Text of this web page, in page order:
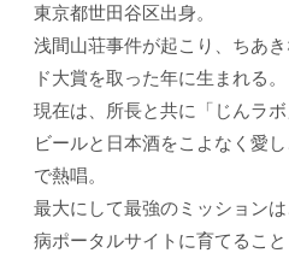
東京都世田谷区出身。
浅間山荘事件が起こり、ちあ
ド大賞を取った年に生まれる。
現在は、所長と共に「じんラボ
ビールと日本酒をこよなく愛
で熱唱。
最大にして最強のミッション
病ポータルサイトに育てること